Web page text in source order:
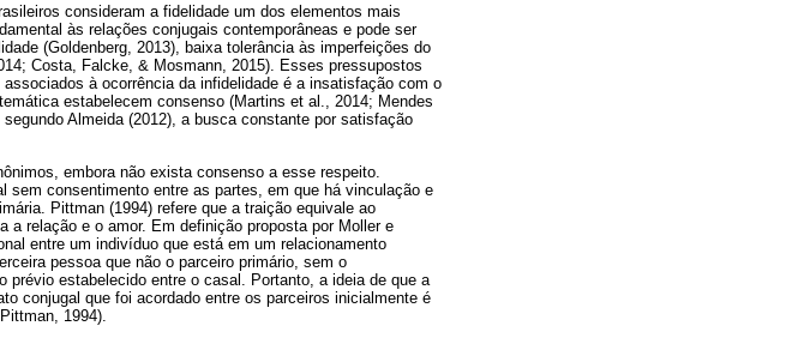
consideram a fidelidade um dos elementos mais
às relações conjugais contemporâneas e pode ser
(Goldenberg, 2013), baixa tolerância às imperfeições do
Costa, Falcke, & Mosmann, 2015). Esses pressupostos
à ocorrência da infidelidade é a insatisfação com o
estabelecem consenso (Martins et al., 2014; Mendes
Almeida (2012), a busca constante por satisfação
embora não exista consenso a esse respeito.
sem consentimento entre as partes, em que há vinculação e
Pittman (1994) refere que a traição equivale ao
relação e o amor. Em definição proposta por Moller e
entre um indivíduo que está em um relacionamento
pessoa que não o parceiro primário, sem o
estabelecido entre o casal. Portanto, a ideia de que a
conjugal que foi acordado entre os parceiros inicialmente é
1994).